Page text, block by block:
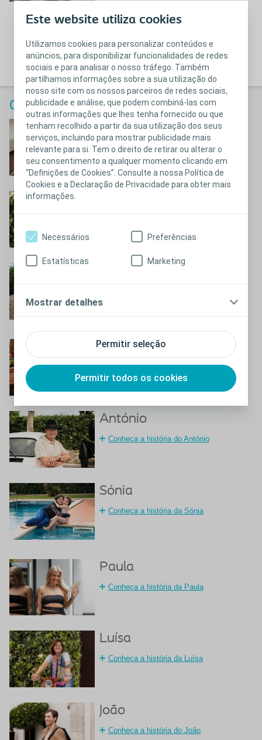
Este website utiliza cookies
Utilizamos cookies para personalizar conteúdos e
anúncios, para disponibilizar funcionalidades de redes
sociais e para analisar o nosso tráfego. Também
partilhamos informações sobre a sua utilização do
nosso site com os nossos parceiros de redes sociais,
publicidade e análise, que podem combiná-las com
outras informações que lhes tenha fornecido ou que
tenham recolhido a partir da sua utilização dos seus
serviços, incluindo para mostrar publicidade mais
relevante para si. Tem o direito de retirar ou alterar o
seu consentimento a qualquer momento clicando em
“Definições de Cookies”. Consulte a nossa Política de
Cookies e a Declaração de Privacidade para obter mais
informações.
Permitir seleção
Permitir todos os cookies
Necessários Preferências
Estatísticas Marketing
Mostrar detalhes
Calendário Coloplast 2025
Ângelo
Conheça a história do Ângelo
Zaida
Filomena
Conheça a história da Filomena
António
Conheça a história do António
Sónia
Conheça a história da Sónia
Paula
Conheça a história da Paula
Luísa
Conheça a história da Luísa
João
Conheça a história do João